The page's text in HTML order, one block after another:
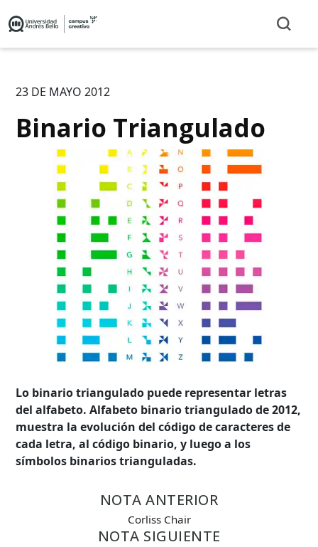
23 DE MAYO 2012
Binario Triangulado
Lo binario triangulado puede representar letras
del alfabeto. Alfabeto binario triangulado de 2012,
muestra la evolución del código de caracteres de
cada letra, al código binario, y luego a los
símbolos binarios trianguladas.
NOTA ANTERIOR
Corliss Chair
NOTA SIGUIENTE